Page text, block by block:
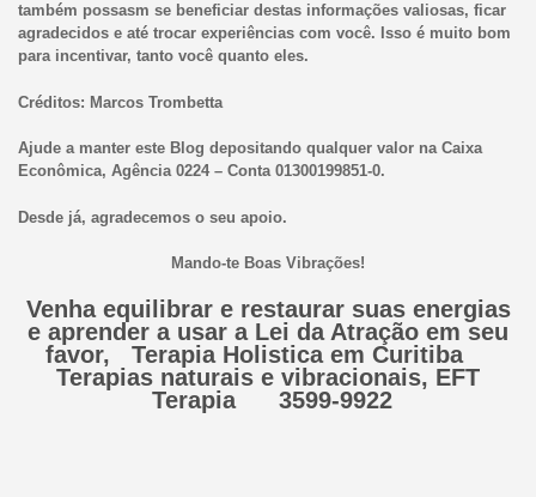
também possasm se beneficiar destas informações valiosas, ficar
agradecidos e até trocar experiências com você. Isso é muito bom
para incentivar, tanto você quanto eles.
Créditos: Marcos Trombetta
Ajude a manter este Blog depositando qualquer valor na Caixa
Econômica, Agência 0224 – Conta 01300199851-0.
Desde já, agradecemos o seu apoio.
Mando-te Boas Vibrações!
Venha equilibrar e restaurar suas energias
e aprender a usar a Lei da Atração em seu
favor, Terapia Holistica em Curitiba
Terapias naturais e vibracionais, EFT
Terapia 3599-9922